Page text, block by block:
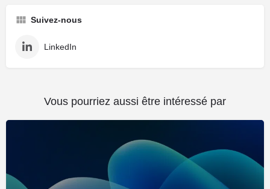
Suivez-nous
LinkedIn
Vous pourriez aussi être intéressé par